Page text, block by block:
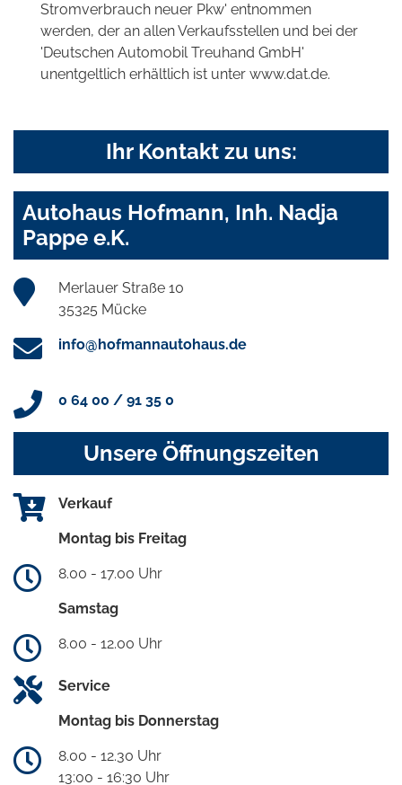
Stromverbrauch neuer Pkw' entnommen
werden, der an allen Verkaufsstellen und bei der
'Deutschen Automobil Treuhand GmbH'
unentgeltlich erhältlich ist unter www.dat.de.
Ihr Kontakt zu uns:
Autohaus Hofmann, Inh. Nadja
Pappe e.K.
Merlauer Straße 10
35325 Mücke
info@hofmannautohaus.de
0 64 00 / 91 35 0
Unsere Öffnungszeiten
Verkauf
Montag bis Freitag
8.00 - 17.00 Uhr
Samstag
8.00 - 12.00 Uhr
Service
Montag bis Donnerstag
8.00 - 12.30 Uhr
13:00 - 16:30 Uhr